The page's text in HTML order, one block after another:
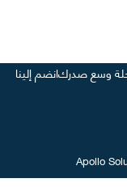
وسع صدركانضم إلينا
Apollo